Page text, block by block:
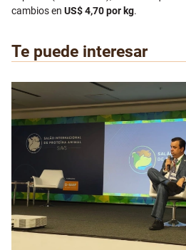
cambios en US$ 4,70 por kg.
Te puede interesar